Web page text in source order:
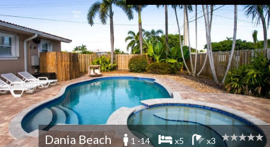
Dania Beach 1 -14 x5 x3